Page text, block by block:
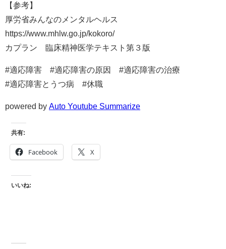
【参考】
厚労省みんなのメンタルヘルス
https://www.mhlw.go.jp/kokoro/
カプラン 臨床精神医学テキスト第３版
#適応障害 #適応障害の原因 #適応障害の治療
#適応障害とうつ病 #休職
powered by Auto Youtube Summarize
共有:
Facebook X
いいね: